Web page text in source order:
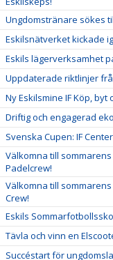
Ungdomstränare sökes
Eskilsnätverket kickade
Eskils lägerverksamhet
Uppdaterade riktlinjer
Ny Eskilsmine IF Köp,
Driftig och engagerad
Svenska Cupen: IF
Välkomna till
Padelcrew!
Välkomna till
Crew!
Eskils
Tävla och vinn en
Succéstart för